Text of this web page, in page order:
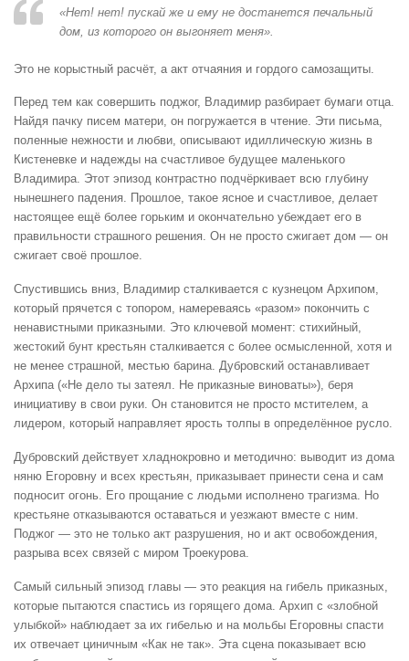
«Нет! нет! пускай же и ему не достанется печальный
дом, из которого он выгоняет меня».
Это не корыстный расчёт, а акт отчаяния и гордого самозащиты.
Перед тем как совершить поджог, Владимир разбирает бумаги отца.
Найдя пачку писем матери, он погружается в чтение. Эти письма,
поленные нежности и любви, описывают идиллическую жизнь в
Кистеневке и надежды на счастливое будущее маленького
Владимира. Этот эпизод контрастно подчёркивает всю глубину
нынешнего падения. Прошлое, такое ясное и счастливое, делает
настоящее ещё более горьким и окончательно убеждает его в
правильности страшного решения. Он не просто сжигает дом — он
сжигает своё прошлое.
Спустившись вниз, Владимир сталкивается с кузнецом Архипом,
который прячется с топором, намереваясь «разом» покончить с
ненавистными приказными. Это ключевой момент: стихийный,
жестокий бунт крестьян сталкивается с более осмысленной, хотя и
не менее страшной, местью барина. Дубровский останавливает
Архипа («Не дело ты затеял. Не приказные виноваты»), беря
инициативу в свои руки. Он становится не просто мстителем, а
лидером, который направляет ярость толпы в определённое русло.
Дубровский действует хладнокровно и методично: выводит из дома
няню Егоровну и всех крестьян, приказывает принести сена и сам
подносит огонь. Его прощание с людьми исполнено трагизма. Но
крестьяне отказываются оставаться и уезжают вместе с ним.
Поджог — это не только акт разрушения, но и акт освобождения,
разрыва всех связей с миром Троекурова.
Самый сильный эпизод главы — это реакция на гибель приказных,
которые пытаются спастись из горящего дома. Архип с «злобной
улыбкой» наблюдает за их гибелью и на мольбы Егоровны спасти
их отвечает циничным «Как не так». Эта сцена показывает всю